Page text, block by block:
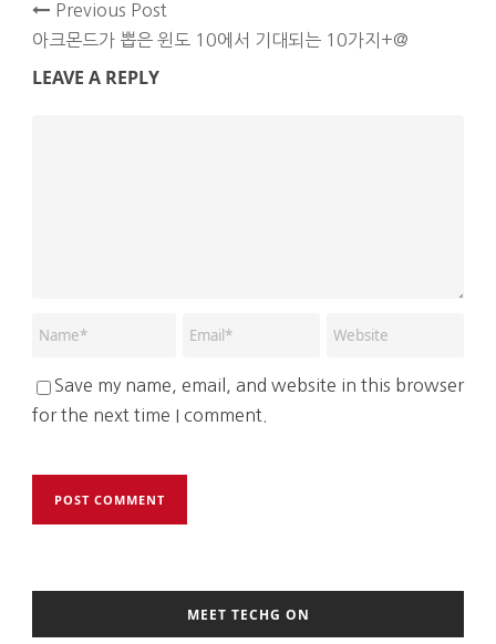
Previous Post
아크몬드가 뽑은 윈도 10에서 기대되는 10가지+@
LEAVE A REPLY
Save my name, email, and website in this browser
for the next time I comment.
MEET TECHG ON